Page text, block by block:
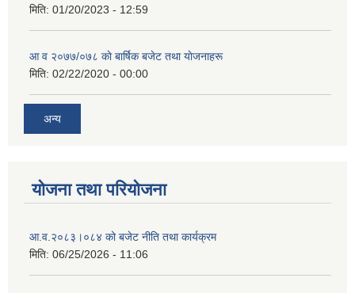
मिति: 01/20/2023 - 12:59
आ व २०७७/०७८ काे बार्षिक बजेट तथा याेजनाहरू
मिति: 02/22/2020 - 00:00
अन्य
योजना तथा परियोजना
आ.व.२०८३।०८४ को बजेट नीति तथा कार्यक्रम
मिति: 06/25/2026 - 11:06